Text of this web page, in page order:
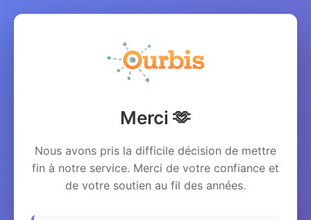
Merci 🫶
Nous avons pris la difficile décision de mettre
fin à notre service. Merci de votre confiance et
de votre soutien au fil des années.